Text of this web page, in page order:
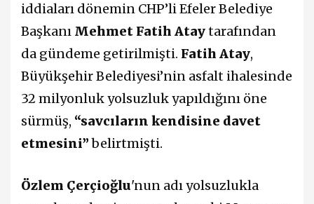
iddiaları dönemin CHP’li Efeler Belediye
Başkanı Mehmet Fatih Ataytarafından
da gündeme getirilmişti. Fatih Atay,
Büyükşehir Belediyesi’nin asfalt ihalesinde
32 milyonluk yolsuzluk yapıldığını öne
sürmüş, “savcıların kendisine davet
etmesini”belirtmişti.
Özlem Çerçioğlu'nun adı yolsuzlukla